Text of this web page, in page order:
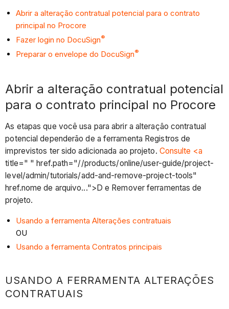
Abrir a alteração contratual potencial para o contrato
principal no Procore
Fazer login no DocuSign®
Preparar o envelope do DocuSign®
Abrir a alteração contratual potencial
para o contrato principal no Procore
As etapas que você usa para abrir a alteração contratual
potencial dependerão de a ferramenta Registros de
imprevistos ter sido adicionada ao projeto. Consulte <a
title=" " href.path="//products/online/user-guide/project-
level/admin/tutorials/add-and-remove-project-tools"
href.nome de arquivo...">D e Remover ferramentas de
projeto.
Usando a ferramenta Alterações contratuais
OU
Usando a ferramenta Contratos principais
USANDO A FERRAMENTA ALTERAÇÕES
CONTRATUAIS